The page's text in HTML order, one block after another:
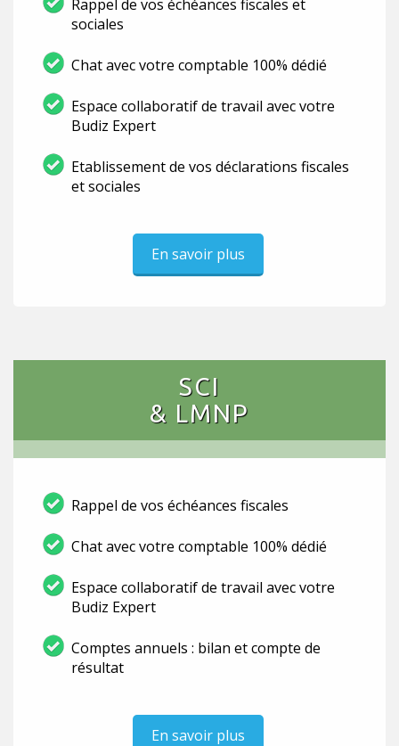
Rappel de vos échéances fiscales et
sociales
Chat avec votre comptable 100% dédié
Espace collaboratif de travail avec votre
Budiz Expert
Etablissement de vos déclarations fiscales
et sociales
En savoir plus
SCI
& LMNP
Rappel de vos échéances fiscales
Chat avec votre comptable 100% dédié
Espace collaboratif de travail avec votre
Budiz Expert
Comptes annuels : bilan et compte de
résultat
En savoir plus